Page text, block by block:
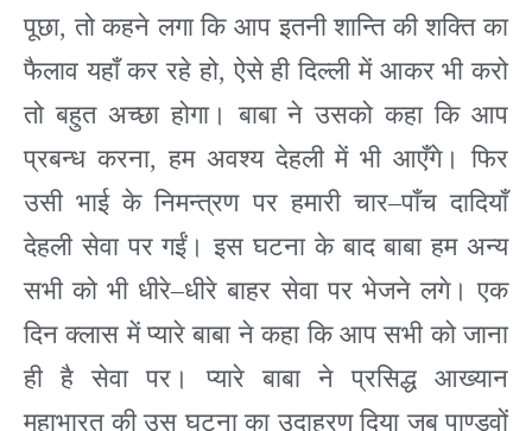
पूछा,तो कहने लगा कि आप इतनी शान्ति की शक्ति का
फैलाव यहाँ कर रहे हो,ऐसे ही दिल्ली में आकर भी करो
तो बहुत अच्छा होगा। बाबा ने उसको कहा कि आप
प्रबन्ध करना,हम अवश्य देहली में भी आएँगे। फिर
उसी भाई के निमन्त्रण पर हमारी चार–पाँच दादियाँ
देहली सेवा पर गईं। इस घटना के बाद बाबा हम अन्य
सभी को भी धीरे–धीरे बाहर सेवा पर भेजने लगे। एक
दिन क्लास में प्यारे बाबा ने कहा कि आप सभी को जाना
ही है सेवा पर। प्यारे बाबा ने प्रसिद्ध आख्यान
महाभारत की उस घटना का उदाहरण दिया जब पाण्डवों